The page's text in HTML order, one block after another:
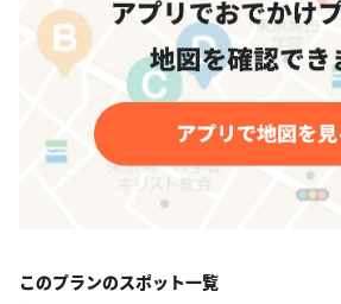
このプランのスポット一覧